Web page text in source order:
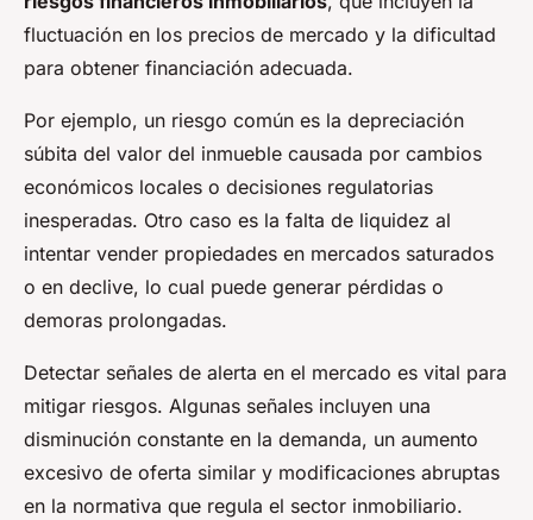
fluctuación en los precios de mercado y la dificultad
para obtener financiación adecuada.
Por ejemplo, un riesgo común es la depreciación
súbita del valor del inmueble causada por cambios
económicos locales o decisiones regulatorias
inesperadas. Otro caso es la falta de liquidez al
intentar vender propiedades en mercados saturados
o en declive, lo cual puede generar pérdidas o
demoras prolongadas.
Detectar señales de alerta en el mercado es vital para
mitigar riesgos. Algunas señales incluyen una
disminución constante en la demanda, un aumento
excesivo de oferta similar y modificaciones abruptas
en la normativa que regula el sector inmobiliario.